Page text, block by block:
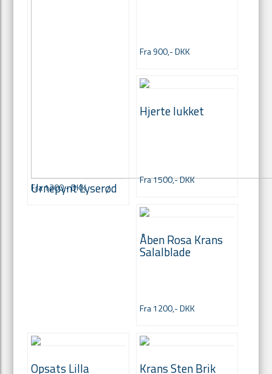
Urnepynt Lyserød
Fra 1200,- DKK
Fra 900,- DKK
Hjerte lukket
Fra 1500,- DKK
Åben Rosa Krans
Salalblade
Fra 1200,- DKK
Opsats Lilla Krans Sten Brik